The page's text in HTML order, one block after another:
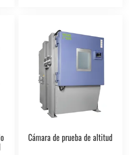
Cámara de prueba de altitud